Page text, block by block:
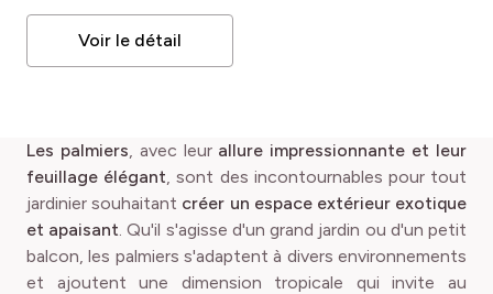
Voir le détail
Les palmiers, avec leur allure impressionnante et leur
feuillage élégant, sont des incontournables pour tout
jardinier souhaitant créer un espace extérieur exotique
et apaisant. Qu'il s'agisse d'un grand jardin ou d'un petit
balcon, les palmiers s'adaptent à divers environnements
et ajoutent une dimension tropicale qui invite au